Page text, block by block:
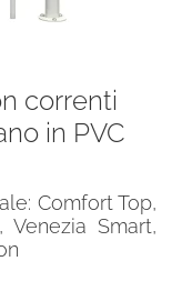
correnti
in PVC
Comfort Top,
Venezia Smart,